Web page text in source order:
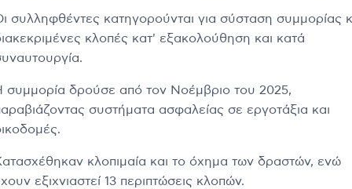
συλληφθέντες κατηγορούνται για σύσταση συμμορίας
κλοπές κατ' εξακολούθηση και κατά
συμμορία δρούσε από τον Νοέμβριο του 2025,
συστήματα ασφαλείας σε εργοτάξια και
κλοπιμαία και το όχημα των δραστών, ενώ
εξιχνιαστεί 13 περιπτώσεις κλοπών.